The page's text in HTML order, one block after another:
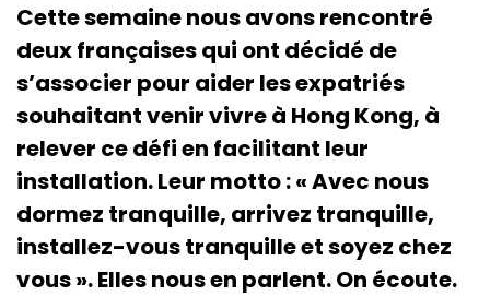
Cette semaine nous avons rencontré
deux françaises qui ont décidé de
s’associer pour aider les expatriés
souhaitant venir vivre à Hong Kong, à
relever ce défi en facilitant leur
installation. Leur motto : « Avec nous
dormez tranquille, arrivez tranquille,
installez-vous tranquille et soyez chez
vous ». Elles nous en parlent. On écoute.